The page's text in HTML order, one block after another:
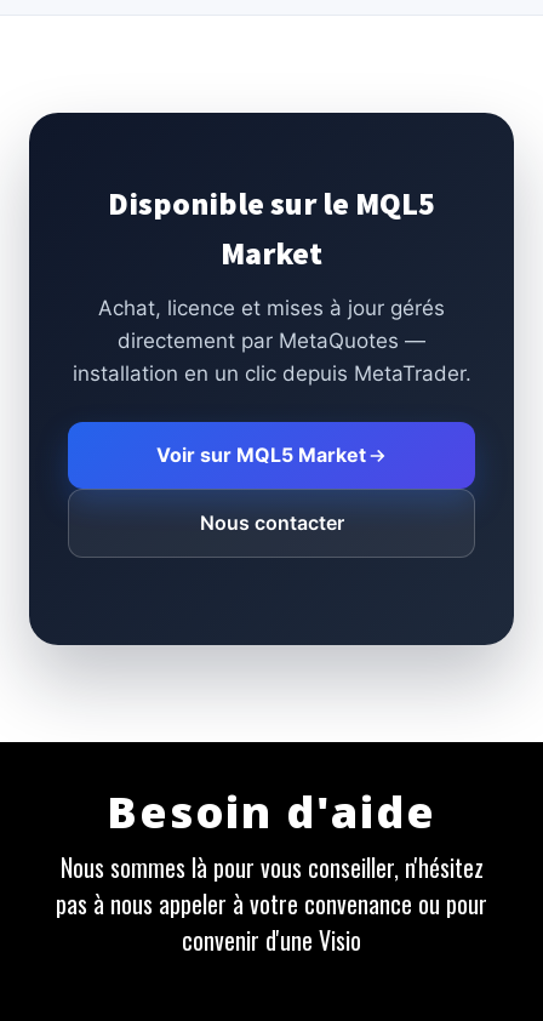
Disponible sur le MQL5
Market
Achat, licence et mises à jour gérés
directement par MetaQuotes —
installation en un clic depuis MetaTrader.
Voir sur MQL5 Market
Nous contacter
Besoin d'aide
Nous sommes là pour vous conseiller, n'hésitez
pas à nous appeler à votre convenance ou pour
convenir d'une Visio